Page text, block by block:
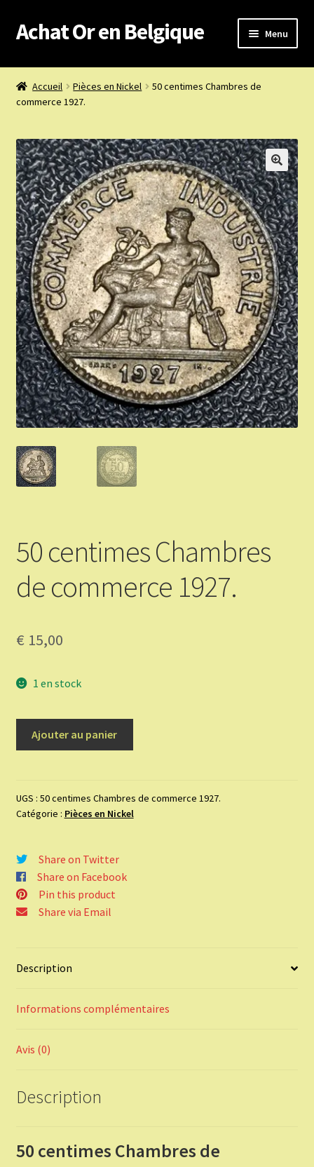
Aller
à
navigation
Aller
au
Achat Or en Belgique Menu
Achat or en Belgique
Boutique or et argent
Confidentialité
Heures d’ouverture
Nous achetons
Nous contacter
Validation de la commande
Vous Vendez
Articles Or et Argent
Conditions d’utilisation
Mon compte
Accueil Pièces en Nickel
50 centimes Chambres de
commerce 1927.
50 centimes Chambres
de commerce 1927.
€ 15,00
1 en stock
Chambres
de
Ajouter au panier
UGS : 50 centimes Chambres de commerce 1927.
Catégorie : Pièces en Nickel
Share on Twitter
Share on Facebook
Pin this product
Share via Email
Description
Informations complémentaires
Avis (0)
Description
50 centimes Chambres de